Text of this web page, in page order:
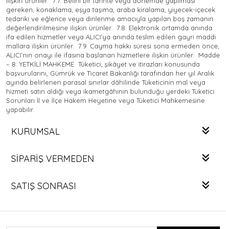
KURUMSAL
SIPARIŞ VERMEDEN
SATIŞ SONRASI